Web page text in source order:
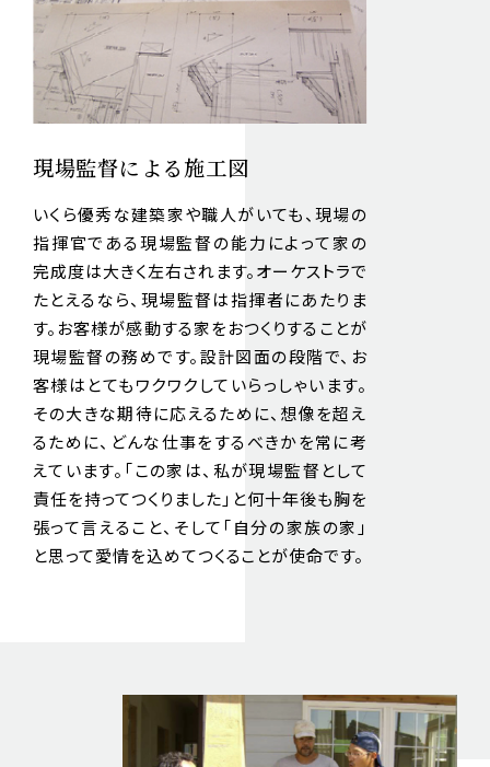
現場監督による施工図
いくら優秀な建築家や職人がいても、現場の
指揮官である現場監督の能力によって家の
完成度は大きく左右されます。オーケストラで
たとえるなら、現場監督は指揮者にあたりま
す。お客様が感動する家をおつくりすることが
現場監督の務めです。設計図面の段階で、お
客様はとてもワクワクしていらっしゃいます。
その大きな期待に応えるために、想像を超え
るために、どんな仕事をするべきかを常に考
えています。「この家は、私が現場監督として
責任を持ってつくりました」と何十年後も胸を
張って言えること、そして「自分の家族の家」
と思って愛情を込めてつくることが使命です。